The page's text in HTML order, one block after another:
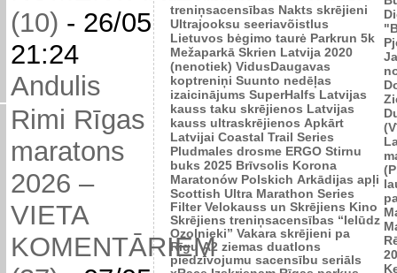
(10) - 26/05
21:24
Andulis
Rimi Rīgas
maratons
2026 –
VIETA
KOMENTĀRIEM
treniņsacensības Nakts skrējieni
Ultrajooksu seeriavõistlus
Lietuvos bėgimo taurė Parkrun 5k
Mežaparkā Skrien Latvija 2020
(nenotiek) VidusDaugavas
koptreniņi Suunto nedēļas
izaicinājums SuperHalfs Latvijas
kauss taku skrējienos Latvijas
kauss ultraskrējienos Apkārt
Latvijai Coastal Trail Series
Pludmales drosme ERGO Stirnu
buks 2025 Brīvsolis Korona
Maratonów Polskich Arkādijas apļi
Scottish Ultra Marathon Series
Filter Velokauss un Skrējiens Kino
Skrējiens treniņsacensības “Ielūdz
Ozolnieki” Vakara skrējieni pa
Rīgu A2 ziemas duatlons
piedzīvojumu sacensību seriāls